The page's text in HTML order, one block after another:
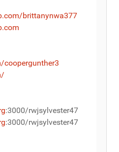
brittanynwa377
:3000/rwjsylvester47
:3000/rwjsylvester47